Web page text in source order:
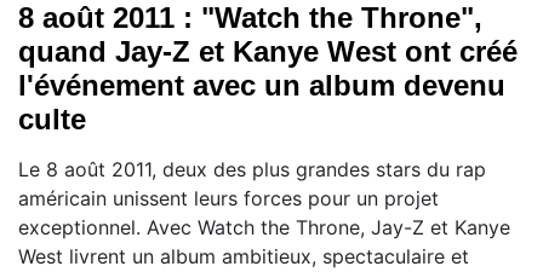
8 août 2011 : "Watch the Throne",
quand Jay-Z et Kanye West ont créé
l'événement avec un album devenu
culte
Le 8 août 2011, deux des plus grandes stars du rap
américain unissent leurs forces pour un projet
exceptionnel. Avec Watch the Throne, Jay-Z et Kanye
West livrent un album ambitieux, spectaculaire et